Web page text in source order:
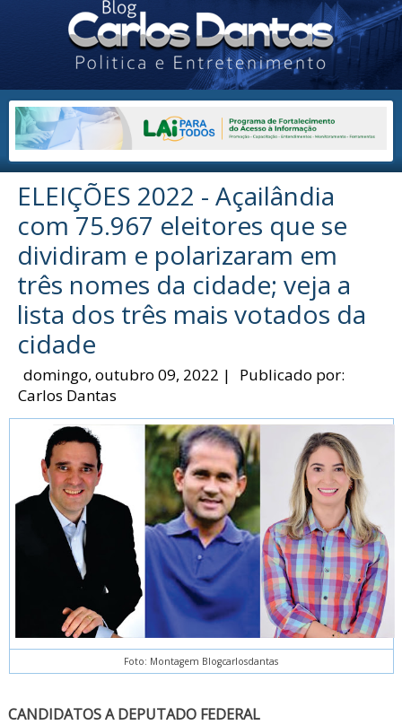
ELEIÇÕES 2022 - Açailândia
com 75.967 eleitores que se
dividiram e polarizaram em
três nomes da cidade; veja a
lista dos três mais votados da
cidade
domingo, outubro 09, 2022 |
Publicado por:
Carlos Dantas
Foto: Montagem Blogcarlosdantas
CANDIDATOS A DEPUTADO FEDERAL